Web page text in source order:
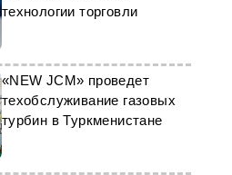
технологии торговли
«NEW JCM» проведет
техобслуживание газовых
турбин в Туркменистане